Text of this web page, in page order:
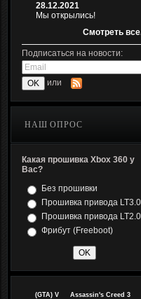
28.12.2021
Мы открылись!
Смотреть
Подписаться на новости:
или
НАШ ОПРОС
Какая прошивка Xbox 360 у
Вас?
Без прошивки
Прошивка привода LT3.0
Прошивка привода LT2.0
Фрибут (Freeboot)
(GTA) V
Assassin's Creed 3